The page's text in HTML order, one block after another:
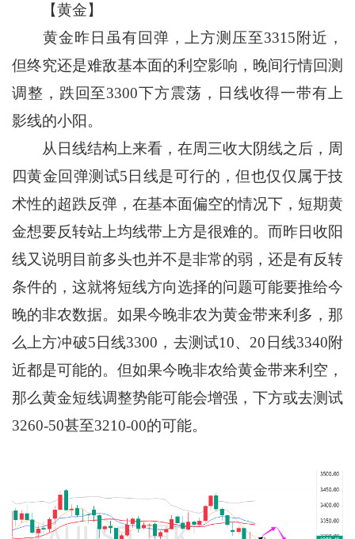
【黄金】
黄金昨日虽有回弹，上方测压至3315附近，
但终究还是难敌基本面的利空影响，晚间行情回测
调整，跌回至3300下方震荡，日线收得一带有上
影线的小阳。
从日线结构上来看，在周三收大阴线之后，周
四黄金回弹测试5日线是可行的，但也仅仅属于技
术性的超跌反弹，在基本面偏空的情况下，短期黄
金想要反转站上均线带上方是很难的。而昨日收阳
线又说明目前多头也并不是非常的弱，还是有反转
条件的，这就将短线方向选择的问题可能要推给今
晚的非农数据。如果今晚非农为黄金带来利多，那
么上方冲破5日线3300，去测试10、20日线3340附
近都是可能的。但如果今晚非农给黄金带来利空，
那么黄金短线调整势能可能会增强，下方或去测试
3260-50甚至3210-00的可能。